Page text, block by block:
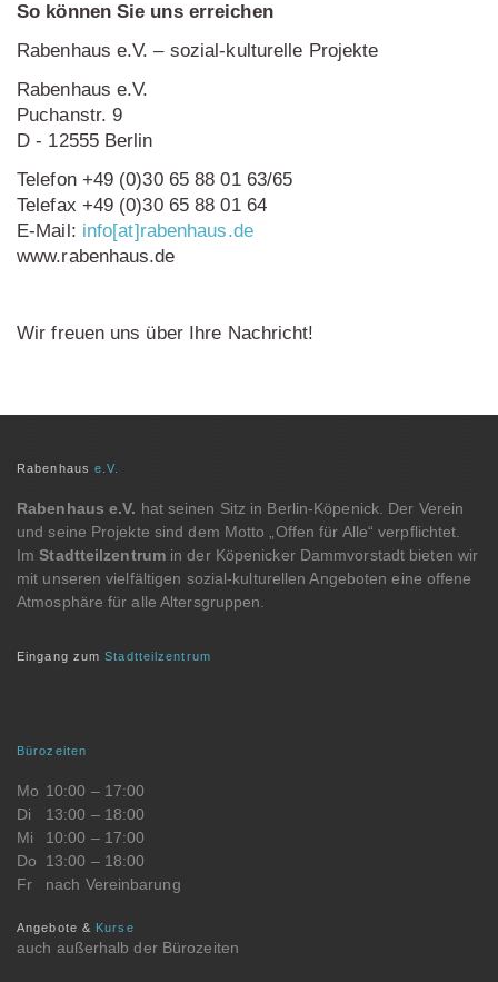
So können Sie uns erreichen
Rabenhaus e.V. – sozial-kulturelle Projekte
Rabenhaus e.V.
Puchanstr. 9
D - 12555 Berlin
Telefon +49 (0)30 65 88 01 63/65
Telefax +49 (0)30 65 88 01 64
E-Mail: info[at]rabenhaus.de
www.rabenhaus.de
Wir freuen uns über Ihre Nachricht!
Rabenhaus e.V.
Rabenhaus e.V. hat seinen Sitz in Berlin-Köpenick. Der Verein
und seine Projekte sind dem Motto „Offen für Alle“ verpflichtet.
ImStadtteilzentrumin der Köpenicker Dammvorstadt bieten wir
mit unseren vielfältigen sozial-kulturellen Angeboten eine offene
Atmosphäre für alle Altersgruppen.
Eingang zumStadtteilzentrum
Bürozeiten
Mo 10:00 – 17:00
Di
13:00 – 18:00
Mi
10:00 – 17:00
Do
13:00 – 18:00
Fr
nach Vereinbarung
Angebote & Kurse
auch außerhalb der Bürozeiten